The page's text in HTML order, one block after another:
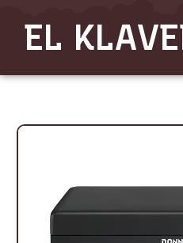
indholdetEL